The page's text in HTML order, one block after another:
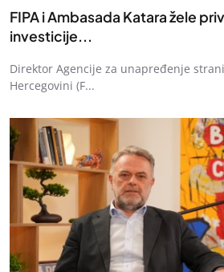
FIPA i Ambasada Katara žele
investicije...
Direktor Agencije za unapređenje
Hercegovini (F...